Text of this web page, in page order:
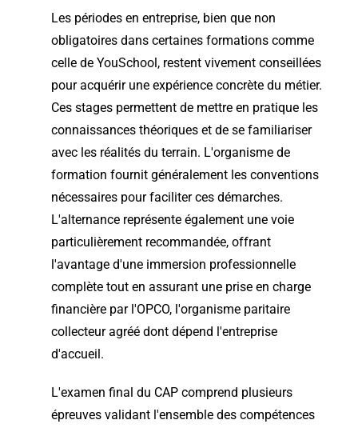
Les périodes en entreprise, bien que non
obligatoires dans certaines formations comme
celle de YouSchool, restent vivement conseillées
pour acquérir une expérience concrète du métier.
Ces stages permettent de mettre en pratique les
connaissances théoriques et de se familiariser
avec les réalités du terrain. L'organisme de
formation fournit généralement les conventions
nécessaires pour faciliter ces démarches.
L'alternance représente également une voie
particulièrement recommandée, offrant
l'avantage d'une immersion professionnelle
complète tout en assurant une prise en charge
financière par l'OPCO, l'organisme paritaire
collecteur agréé dont dépend l'entreprise
d'accueil.
L'examen final du CAP comprend plusieurs
épreuves validant l'ensemble des compétences